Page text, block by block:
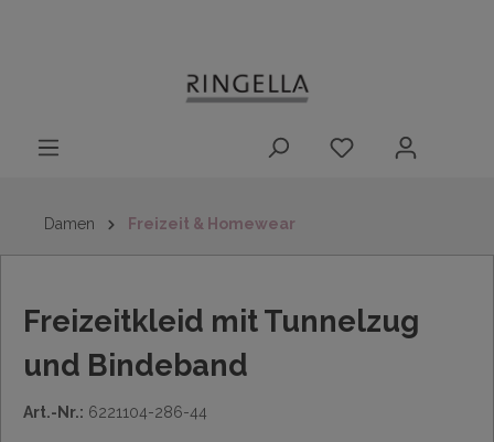
Damen Freizeit & Homewear
Freizeitkleid mit Tunnelzug
und Bindeband
Art.-Nr.: 6221104-286-44